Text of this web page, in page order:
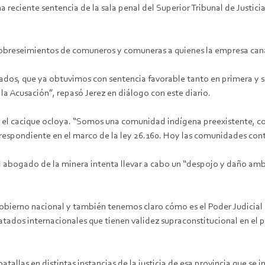
reciente sentencia de la sala penal del Superior Tribunal de
de comuneros y comuneras a quienes la empresa
que ya obtuvimos con sentencia favorable tanto en primera y
Acusación”, repasó Jerez en diálogo con este diario.
el cacique ocloya. “Somos una comunidad indígena preexistente,
en el marco de la ley 26.160. Hoy las comunidades
de la minera intenta llevar a cabo un “despojo y daño
nacional y también tenemos claro cómo es el Poder Judicial
internacionales que tienen validez supraconstitucional en el